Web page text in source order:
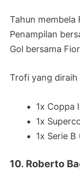
Tahun membela
Penampilan
Gol bersama
Trofi yang diraih
1x Coppa
1x
1x Serie B
10. Roberto